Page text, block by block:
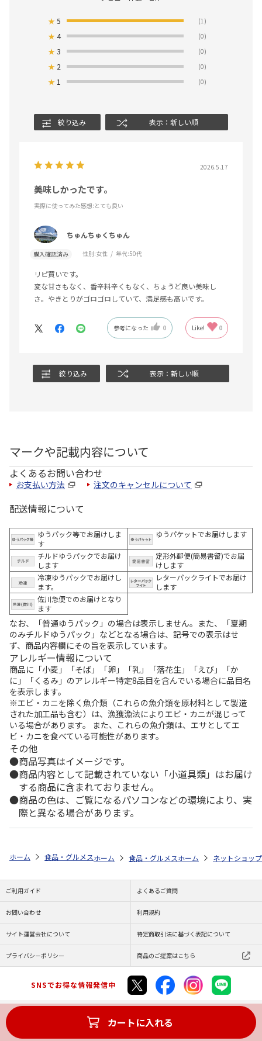
★5 (1)
★4 (0)
★3 (0)
★ 2 (0)
★ 1 (0)
絞り込み 表示：新しい順
2026.5.17
美味しかったです。
実際に使ってみた感想:とても良い
ちゅんちゅくちゅん
購入確認済み 性別:女性 年代:50代
リピ買いです。
変な甘さもなく、香辛料辛くもなく、ちょうど良い美味し
さ。やきとりがゴロゴロしていて、満足感も高いです。
参考になった 0 Like! 0
絞り込み 表示：新しい順
マークや記載内容について
よくあるお問い合わせ
お支払い方法 注文のキャンセルについて
配送情報について
ゆうパック等でお届けしま
す
ゆうパケットでお届けします
チルドゆうパックでお届け
します
定形外郵便(簡易書留)でお届
けします
冷凍ゆうパックでお届けし
ます。
レターパックライトでお届け
します
佐川急便でのお届けとなり
ます
なお、「普通ゆうパック」の場合は表示しません。また、「夏期
のみチルドゆうパック」などとなる場合は、記号での表示はせ
ず、商品内容欄にその旨を表示しています。
アレルギー情報について
商品に「小麦」「そば」「卵」「乳」「落花生」「えび」「か
に」「くるみ」のアレルギー特定8品目を含んでいる場合に品目名
を表示します。
※エビ・カニを除く魚介類（これらの魚介類を原材料として製造
された加工品も含む）は、漁獲漁法によりエビ・カニが混じって
いる場合があります。 また、これらの魚介類は、エサとしてエ
ビ・カニを食べている可能性があります。
その他
商品写真はイメージです。
商品内容として記載されていない「小道具類」はお届け
する商品に含まれておりません。
商品の色は、ご覧になるパソコンなどの環境により、実
際と異なる場合があります。
カートに入れる
ホーム 食品・グルメストア 郵便局のカタログ 全国カレー祭り 第5
ホーム 食品・グルメストア 都道府県から探す
ホーム ネットショップ
ご利用ガイド よくあるご質問
お問い合わせ 利用規約
サイト運営会社について 特定商取引法に基づく表記について
プライバシーポリシー 商品のご提案はこちら
SNSでお得な情報発信中
Copyright (C) JAPAN POST Co.,Ltd. All Rights Reserved.